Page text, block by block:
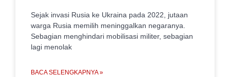
Sejak invasi Rusia ke Ukraina pada 2022, jutaan
warga Rusia memilih meninggalkan negaranya.
Sebagian menghindari mobilisasi militer, sebagian
lagi menolak
BACA SELENGKAPNYA »